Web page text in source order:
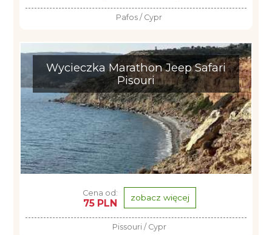
Pafos / Cypr
Wycieczka Marathon Jeep Safari
Pisouri
Cena od:
75 PLN zobacz więcej
Pissouri / Cypr